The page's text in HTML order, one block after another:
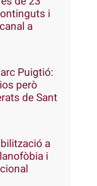
i
a
Puigtió:
però
de Sant
a
i